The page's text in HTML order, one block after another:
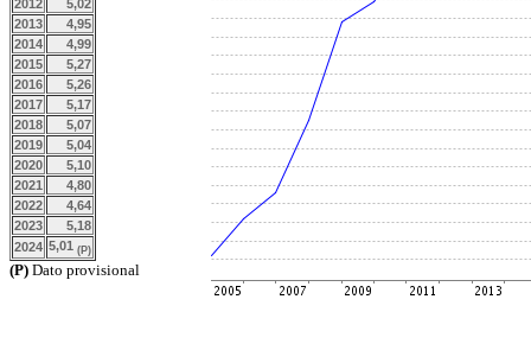
2012
5,02
2013
4,95
2014
4,99
2015
5,27
2016
5,26
2017
5,17
2018
5,07
2019
5,04
2020
5,10
2021
4,80
2022
4,64
2023
5,18
2024 5,01 (P)
(P) Dato provisional